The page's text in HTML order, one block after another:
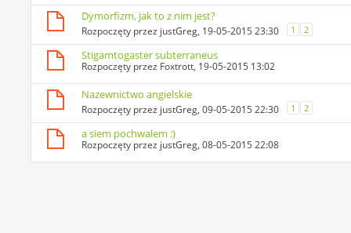
Dymorfizm, jak to z nim jest?
Rozpoczęty przez justGreg, 19-05-2015 23:30 1 2
Stigamtogaster subterraneus
Rozpoczęty przez Foxtrott, 19-05-2015 13:02
Nazewnictwo angielskie
Rozpoczęty przez justGreg, 09-05-2015 22:30 1 2
a siem pochwalem :)
Rozpoczęty przez justGreg, 08-05-2015 22:08